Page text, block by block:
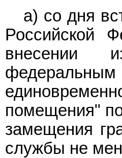
а) со дня
Российской
внесении
помещения"
замещения
службы не